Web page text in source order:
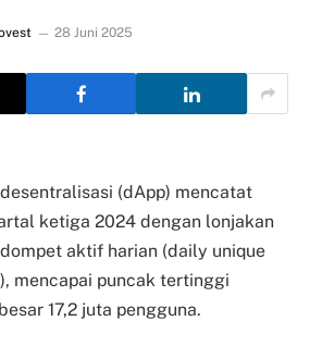
28 Juni 2025
(dApp) mencatat
ketiga 2024 dengan lonjakan
aktif harian (daily unique
mencapai puncak tertinggi
17,2 juta pengguna.